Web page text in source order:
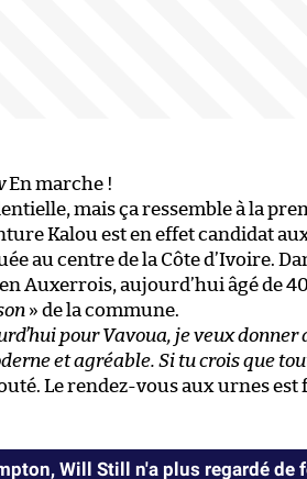
En marche !
mais ça ressemble à la
Kalou est en effet candidat
au centre de la Côte d’Ivoire.
Auxerrois, aujourd’hui âgé de
» de la commune.
pour Vavoua, je veux donner
et agréable. Si tu crois que
Le rendez-vous aux urnes est
Will Still n'a plus regardé de